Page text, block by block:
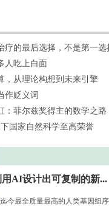
疗的最后选择，不是第一选
人吃上白面
，从理论构想到未来引擎
作贬义词
：菲尔兹奖得主的数学之路
国家自然科学至高荣誉
AI设计出可复制的新...
迄今最全质量最高的人类基因组